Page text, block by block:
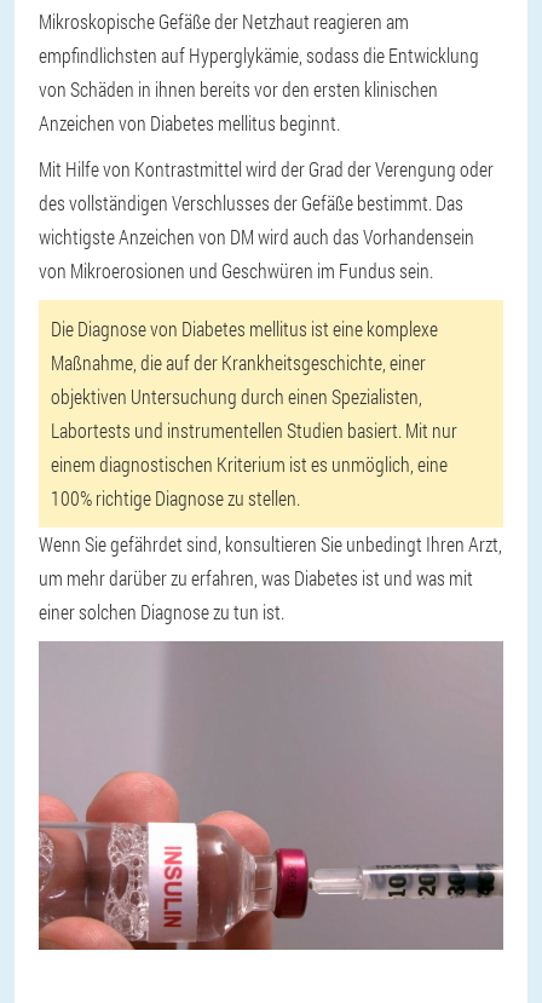
Mikroskopische Gefäße der Netzhaut reagieren am
empfindlichsten auf Hyperglykämie, sodass die Entwicklung
von Schäden in ihnen bereits vor den ersten klinischen
Anzeichen von Diabetes mellitus beginnt.
Mit Hilfe von Kontrastmittel wird der Grad der Verengung oder
des vollständigen Verschlusses der Gefäße bestimmt. Das
wichtigste Anzeichen von DM wird auch das Vorhandensein
von Mikroerosionen und Geschwüren im Fundus sein.
Die Diagnose von Diabetes mellitus ist eine komplexe
Maßnahme, die auf der Krankheitsgeschichte, einer
objektiven Untersuchung durch einen Spezialisten,
Labortests und instrumentellen Studien basiert. Mit nur
einem diagnostischen Kriterium ist es unmöglich, eine
100% richtige Diagnose zu stellen.
Wenn Sie gefährdet sind, konsultieren Sie unbedingt Ihren Arzt,
um mehr darüber zu erfahren, was Diabetes ist und was mit
einer solchen Diagnose zu tun ist.